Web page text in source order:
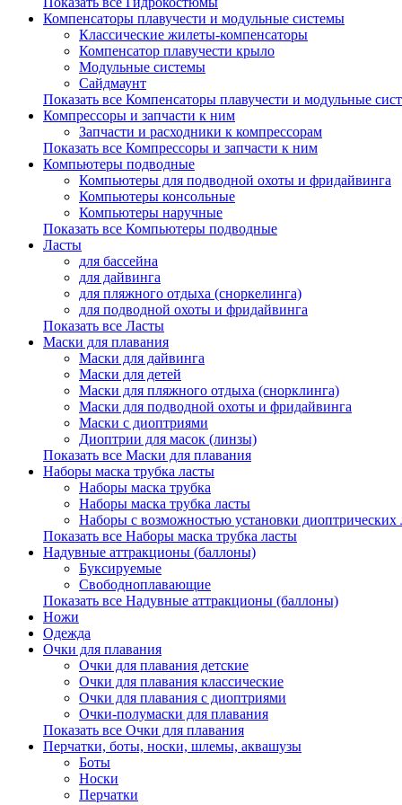
Компенсаторы плавучести и модульные системы
Классические жилеты-компенсаторы
Компенсатор плавучести крыло
Модульные системы
Сайдмаунт
Показать все Компенсаторы плавучести и модульные
Компрессоры и запчасти к ним
Запчасти и расходники к компрессорам
Показать все Компрессоры и запчасти к ним
Компьютеры подводные
Компьютеры для подводной охоты и фридайвинга
Компьютеры консольные
Компьютеры наручные
Показать все Компьютеры подводные
Ласты
для бассейна
для дайвинга
для пляжного отдыха (сноркелинга)
для подводной охоты и фридайвинга
Показать все Ласты
Маски для плавания
Маски для дайвинга
Маски для детей
Маски для пляжного отдыха (снорклинга)
Маски для подводной охоты и фридайвинга
Маски с диоптриями
Диоптрии для масок (линзы)
Показать все Маски для плавания
Наборы маска трубка ласты
Наборы маска трубка
Наборы маска трубка ласты
Наборы с возможностью установки диоптрических
Показать все Наборы маска трубка ласты
Надувные аттракционы (баллоны)
Буксируемые
Свободноплавающие
Показать все Надувные аттракционы (баллоны)
Ножи
Одежда
Очки для плавания
Очки для плавания детские
Очки для плавания классические
Очки для плавания с диоптриями
Очки-полумаски для плавания
Показать все Очки для плавания
Перчатки, боты, носки, шлемы, аквашузы
Боты
Носки
Перчатки